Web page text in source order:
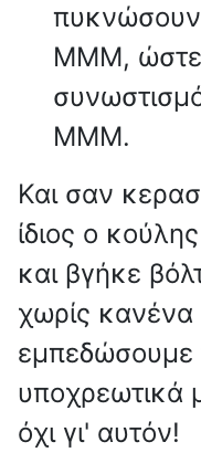
πυκνώσουν
ΜΜΜ, ώστε
ΜΜΜ.
Και σαν
ίδιος ο
και βγήκε
χωρίς
εμπεδώσουμε
υποχρεωτικά
όχι γι' αυτόν!